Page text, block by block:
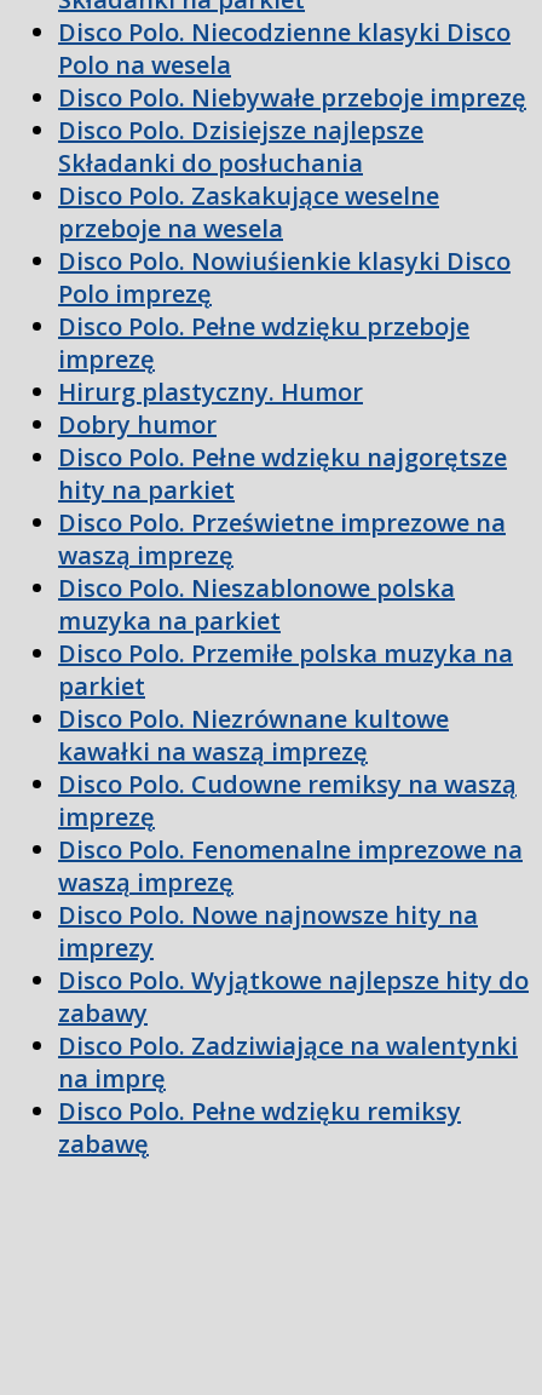
Disco Polo. Niecodzienne klasyki Disco
Polo na wesela
Disco Polo. Niebywałe przeboje imprezę
Disco Polo. Dzisiejsze najlepsze
Składanki do posłuchania
Disco Polo. Zaskakujące weselne
przeboje na wesela
Disco Polo. Nowiuśienkie klasyki Disco
Polo imprezę
Disco Polo. Pełne wdzięku przeboje
imprezę
Hirurg plastyczny. Humor
Dobry humor
Disco Polo. Pełne wdzięku najgorętsze
hity na parkiet
Disco Polo. Prześwietne imprezowe na
waszą imprezę
Disco Polo. Nieszablonowe polska
muzyka na parkiet
Disco Polo. Przemiłe polska muzyka na
parkiet
Disco Polo. Niezrównane kultowe
kawałki na waszą imprezę
Disco Polo. Cudowne remiksy na waszą
imprezę
Disco Polo. Fenomenalne imprezowe na
waszą imprezę
Disco Polo. Nowe najnowsze hity na
imprezy
Disco Polo. Wyjątkowe najlepsze hity do
zabawy
Disco Polo. Zadziwiające na walentynki
na imprę
Disco Polo. Pełne wdzięku remiksy
zabawę